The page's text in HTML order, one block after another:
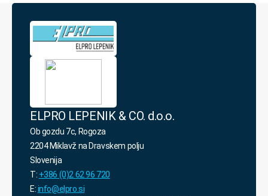
politiko
varovanja
podatkov.
ELPRO LEPENIK & CO. d.o.o.
Ob gozdu 7c, Rogoza
2204 Miklavž na Dravskem polju
Slovenija
T: +386 (0)2 62 96 720
E:info@elpro.si